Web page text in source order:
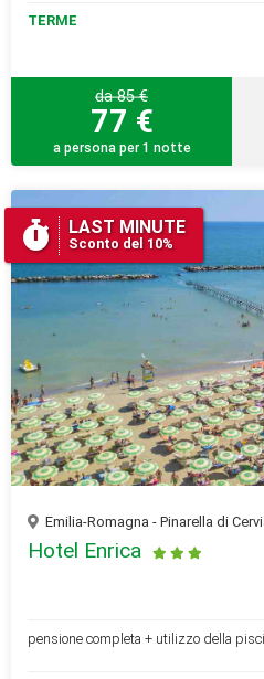
TERME
da 85 €
77 €
a persona per 1 notte
LAST MINUTE
Sconto del 10%
Emilia-Romagna - Pinarella di
Hotel Enrica
pensione completa + utilizzo della